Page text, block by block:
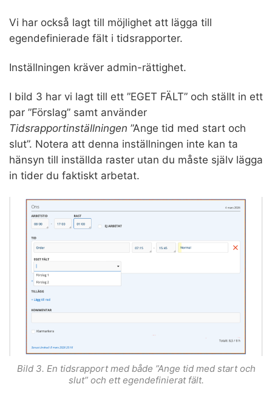
Vi har också lagt till möjlighet att lägga till
egendefinierade fält i tidsrapporter.
Inställningen kräver admin-rättighet.
I bild 3 har vi lagt till ett ”EGET FÄLT” och ställt in ett
par ”Förslag” samt använder
Tidsrapportinställningen ”Ange tid med start och
slut”. Notera att denna inställningen inte kan ta
hänsyn till inställda raster utan du måste själv lägga
in tider du faktiskt arbetat.
Bild 3. En tidsrapport med både ”Ange tid med start och
slut” och ett egendefinierat fält.